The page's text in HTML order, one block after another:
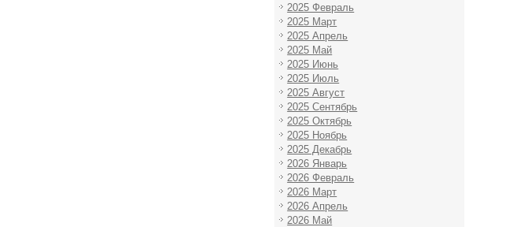
2025 Февраль
2025 Март
2025 Апрель
2025 Май
2025 Июнь
2025 Июль
2025 Август
2025 Сентябрь
2025 Октябрь
2025 Ноябрь
2025 Декабрь
2026 Январь
2026 Февраль
2026 Март
2026 Апрель
2026 Май